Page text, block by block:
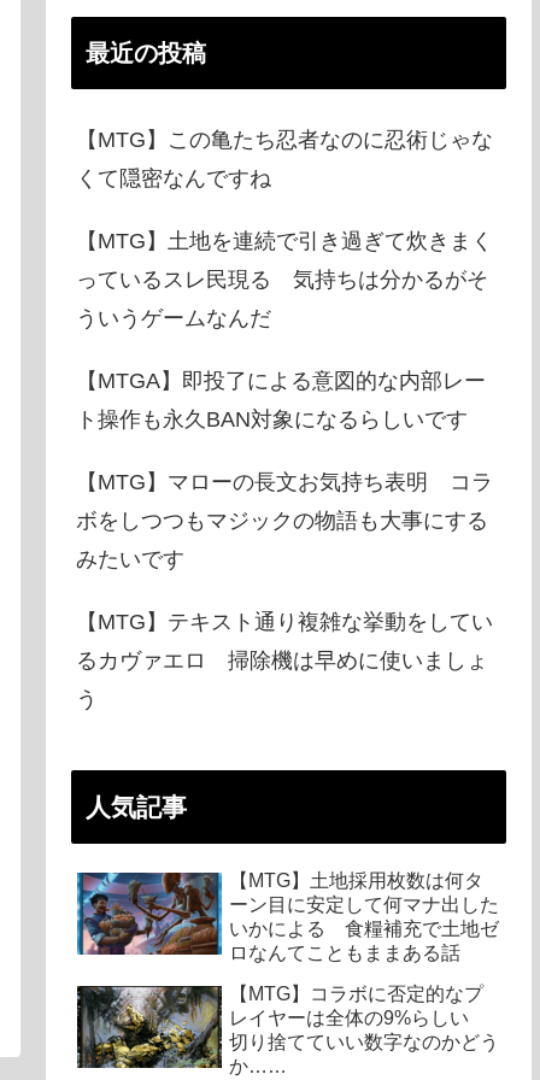
最近の投稿
【MTG】この亀たち忍者なのに忍術じゃな
くて隠密なんですね
【MTG】土地を連続で引き過ぎて炊きまく
っているスレ民現る 気持ちは分かるがそ
ういうゲームなんだ
【MTGA】即投了による意図的な内部レー
ト操作も永久BAN対象になるらしいです
【MTG】マローの長文お気持ち表明 コラ
ボをしつつもマジックの物語も大事にする
みたいです
【MTG】テキスト通り複雑な挙動をしてい
るカヴァエロ 掃除機は早めに使いましょ
う
人気記事
【MTG】土地採用枚数は何タ
ーン目に安定して何マナ出した
いかによる 食糧補充で土地ゼ
ロなんてこともままある話
【MTG】コラボに否定的なプ
レイヤーは全体の9%らしい
切り捨てていい数字なのかどう
か……